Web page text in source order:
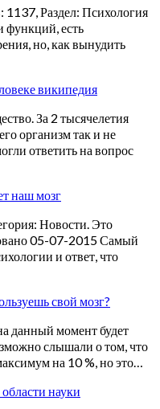
1137, Раздел: Психология
функций, есть
но, как вынудить
википедия
За 2 тысячелетия
организм так и не
ответить на вопрос
наш мозг
Новости. Это
05-07-2015 Самый
и ответ, что
свой мозг?
данный момент будет
слышали о том, что
на 10 %, но это…
науки